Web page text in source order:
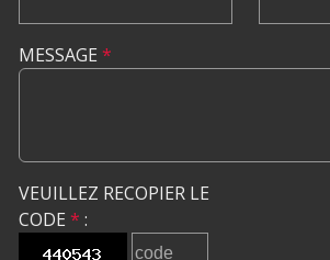
MESSAGE *
VEUILLEZ RECOPIER LE
CODE * :